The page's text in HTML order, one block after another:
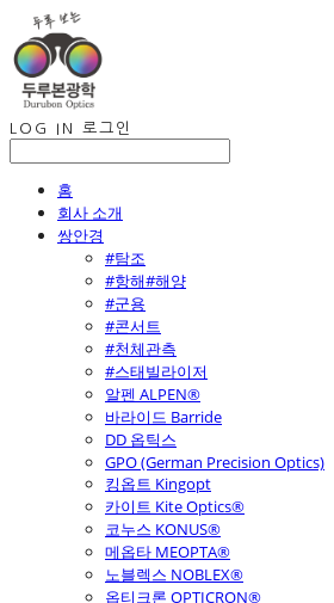
LOG IN 로그인
홈
회사 소개
쌍안경
#탐조
#항해#해양
#군용
#콘서트
#천체관측
#스태빌라이저
알펜 ALPEN®
바라이드 Barride
DD 옵틱스
GPO (German Precision Optics)
킹옵트 Kingopt
카이트 Kite Optics®
코누스 KONUS®
메옵타 MEOPTA®
노블렉스 NOBLEX®
옵티크론 OPTICRON®